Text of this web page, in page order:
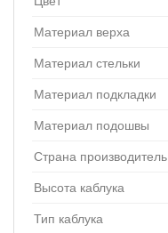
Материал верха
Материал стельки
Материал подкладки
Материал подошвы
Страна производитель
Высота каблука
Тип каблука